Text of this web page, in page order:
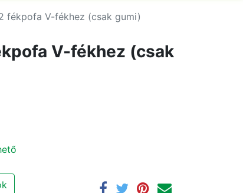
fékpofa V-fékhez (csak gumi)
V-fékhez (csak